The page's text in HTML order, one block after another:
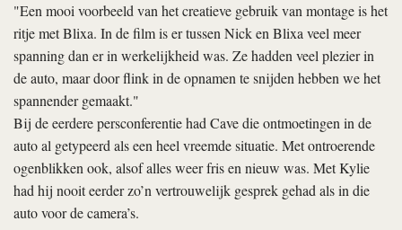
"Een mooi voorbeeld van het creatieve gebruik van montage is het
ritje met Blixa. In de film is er tussen Nick en Blixa veel meer
spanning dan er in werkelijkheid was. Ze hadden veel plezier in
de auto, maar door flink in de opnamen te snijden hebben we het
spannender gemaakt."
Bij de eerdere persconferentie had Cave die ontmoetingen in de
auto al getypeerd als een heel vreemde situatie. Met ontroerende
ogenblikken ook, alsof alles weer fris en nieuw was. Met Kylie
had hij nooit eerder zo’n vertrouwelijk gesprek gehad als in die
auto voor de camera’s.